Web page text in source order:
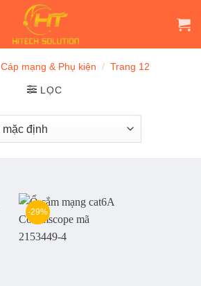
Cáp mạng & Phụ kiện / Trang 12
LỌC
-29%